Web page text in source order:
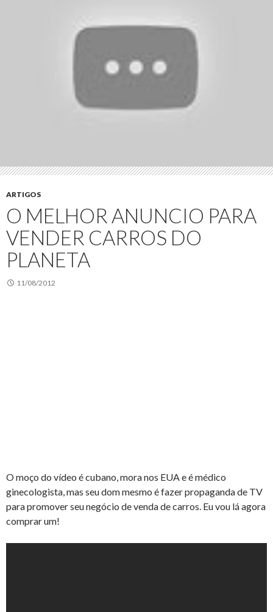
ARTIGOS
O MELHOR ANUNCIO PARA
VENDER CARROS DO
PLANETA
11/08/2012
O moço do vídeo é cubano, mora nos EUA e é médico
ginecologista, mas seu dom mesmo é fazer propaganda de TV
para promover seu negócio de venda de carros. Eu vou lá agora
comprar um!